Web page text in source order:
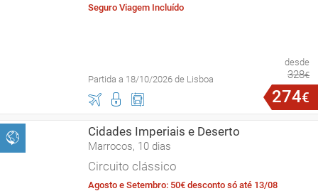
Seguro Viagem Incluído
Partida a 18/10/2026 de Lisboa
desde
328€
274€
Cidades Imperiais e Deserto
Marrocos, 10 dias
Circuito clássico
Agosto e Setembro: 50€ desconto só até 13/08